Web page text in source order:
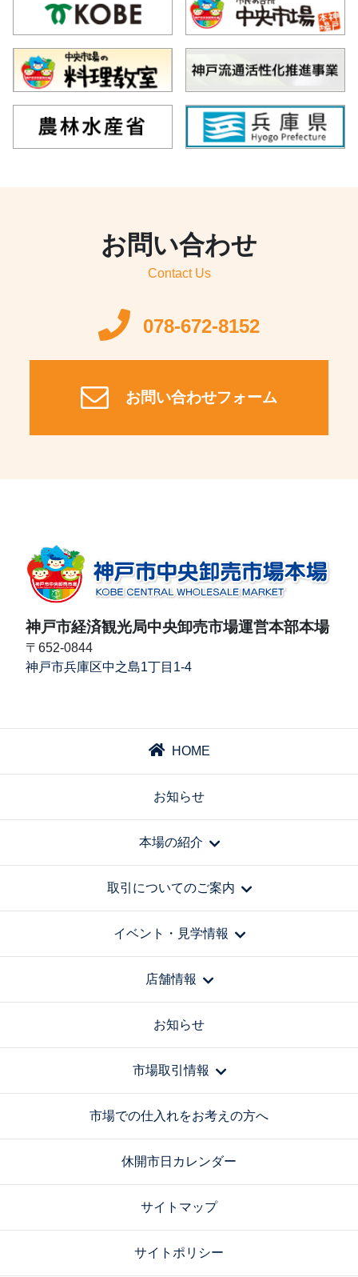
お問い合わせ
Contact Us
078-672-8152
お問い合わせフォーム
神戸市経済観光局中央卸売市場運営本部本場
〒652-0844
神戸市兵庫区中之島1丁目1-4
HOME
お知らせ
本場の紹介
取引についてのご案内
イベント・見学情報
店舗情報
お知らせ
市場取引情報
市場での仕入れをお考えの方へ
休開市日カレンダー
サイトマップ
サイトポリシー